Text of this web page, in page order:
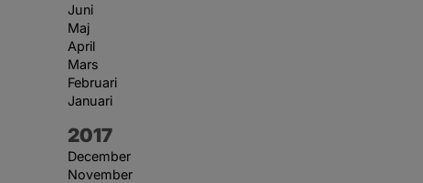
Juni
Maj
April
Mars
Februari
Januari
År:
2017
December
November